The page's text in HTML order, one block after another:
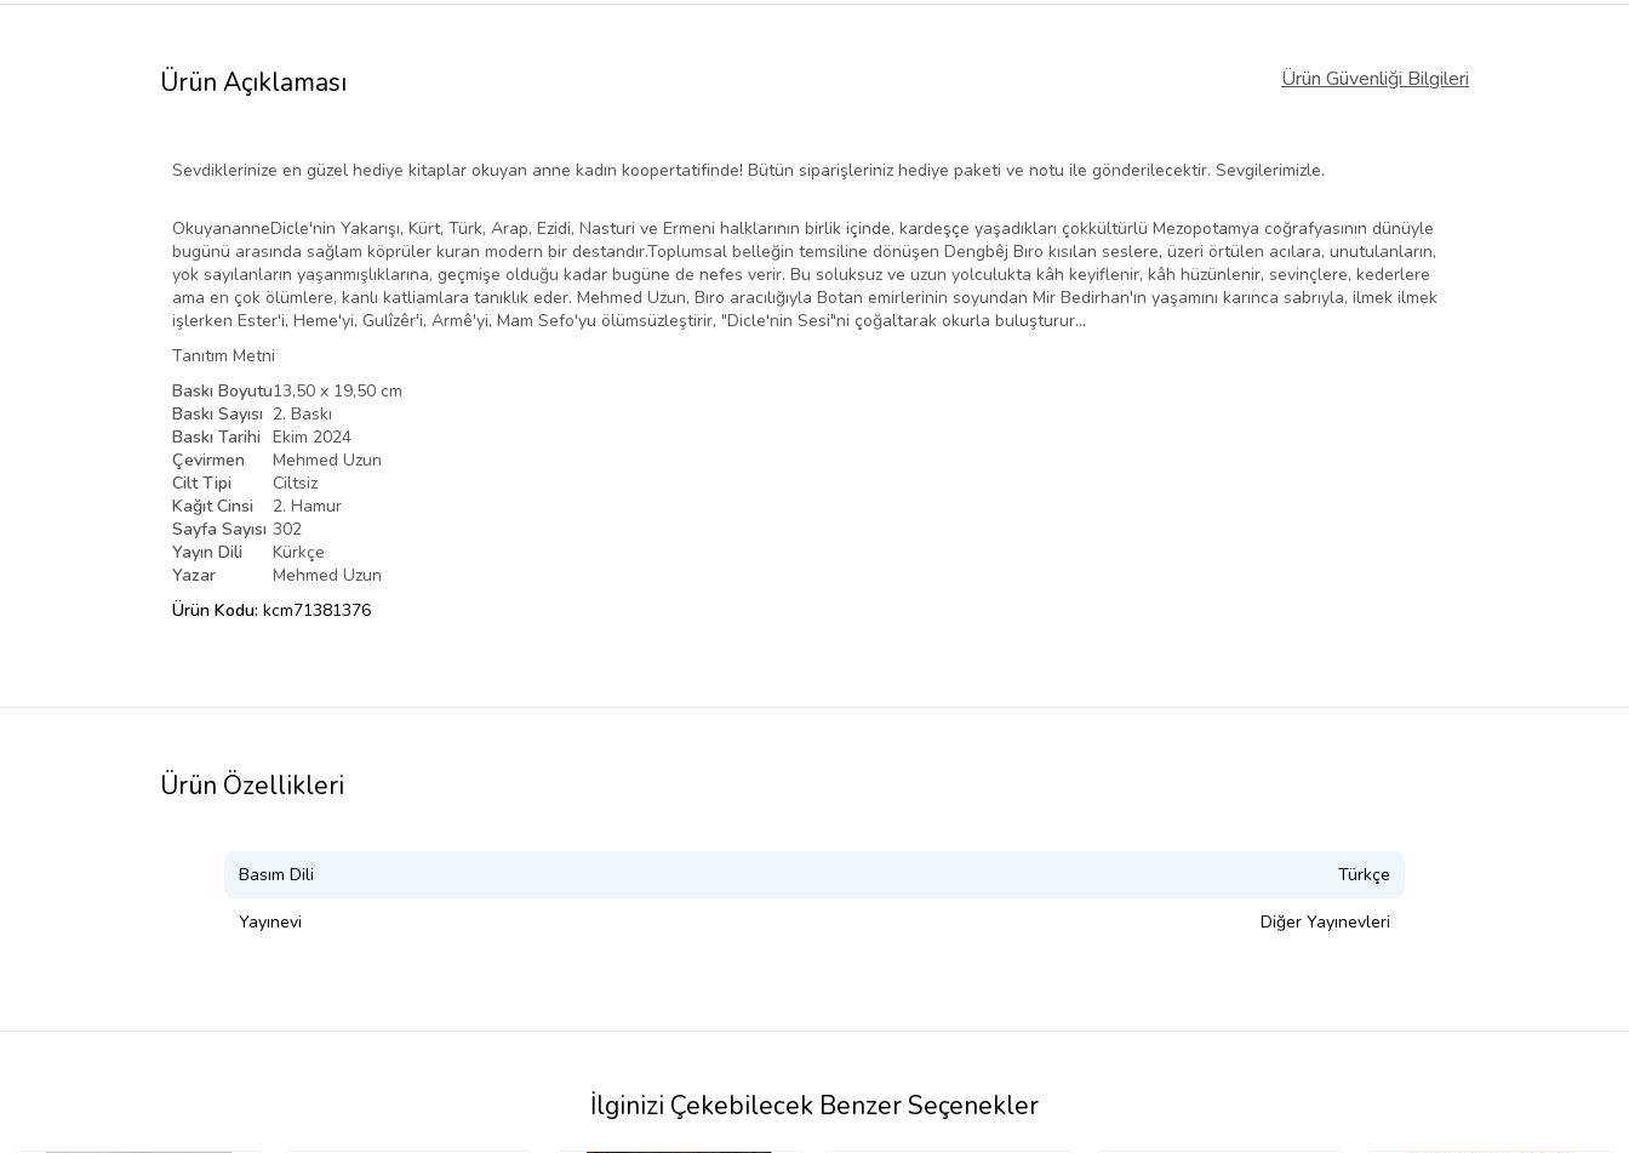
Ürün Açıklaması Ürün Güvenliği Bilgileri
Sevdiklerinize en güzel hediye kitaplar okuyan anne kadın koopertatifinde! Bütün siparişleriniz hediye paketi ve notu ile gönderilecektir. Sevgilerimizle.
OkuyananneDicle'nin Yakarışı, Kürt, Türk, Arap, Ezidi, Nasturi ve Ermeni halklarının birlik içinde, kardeşçe yaşadıkları çokkültürlü Mezopotamya coğrafyasının dünüyle
bugünü arasında sağlam köprüler kuran modern bir destandır.Toplumsal belleğin temsiline dönüşen Dengbêj Bıro kısılan seslere, üzeri örtülen acılara, unutulanların,
yok sayılanların yaşanmışlıklarına, geçmişe olduğu kadar bugüne de nefes verir. Bu soluksuz ve uzun yolculukta kâh keyiflenir, kâh hüzünlenir, sevinçlere, kederlere
ama en çok ölümlere, kanlı katliamlara tanıklık eder. Mehmed Uzun, Bıro aracılığıyla Botan emirlerinin soyundan Mir Bedirhan'ın yaşamını karınca sabrıyla, ilmek ilmek
işlerken Ester'i, Heme'yi, Gulîzêr'i, Armê'yi, Mam Sefo'yu ölümsüzleştirir, "Dicle'nin Sesi"ni çoğaltarak okurla buluşturur...
Tanıtım Metni
Baskı Boyutu13,50 x 19,50 cm
Baskı Sayısı 2. Baskı
Baskı Tarihi Ekim 2024
Çevirmen
Mehmed Uzun
Cilt Tipi
Ciltsiz
Kağıt Cinsi
2. Hamur
Sayfa Sayısı 302
Yayın Dili
Kürkçe
Yazar
Mehmed Uzun
Ürün Kodu: kcm71381376
Ürün Özellikleri
Basım Dili Türkçe
Yayınevi Diğer Yayınevleri
İlginizi Çekebilecek Benzer Seçenekler